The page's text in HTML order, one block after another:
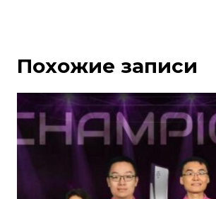
Похожие записи